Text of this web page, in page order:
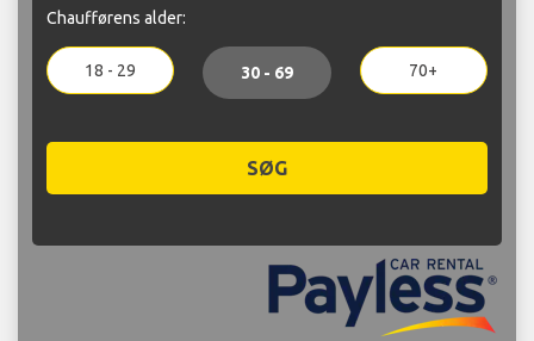
Chaufførens alder:
18 - 29 30 - 69 70+
SØG